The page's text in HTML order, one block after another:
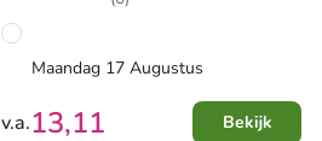
Maandag 17 Augustus
v.a.13,11 Bekijk